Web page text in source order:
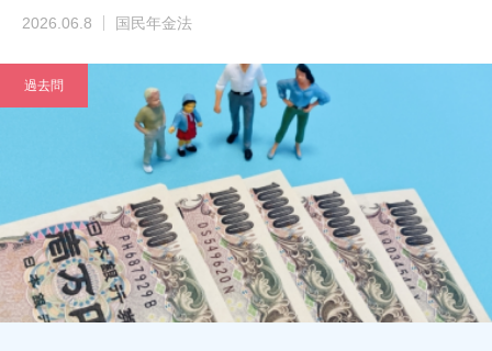
2026.06.8
国民年金法
過去問